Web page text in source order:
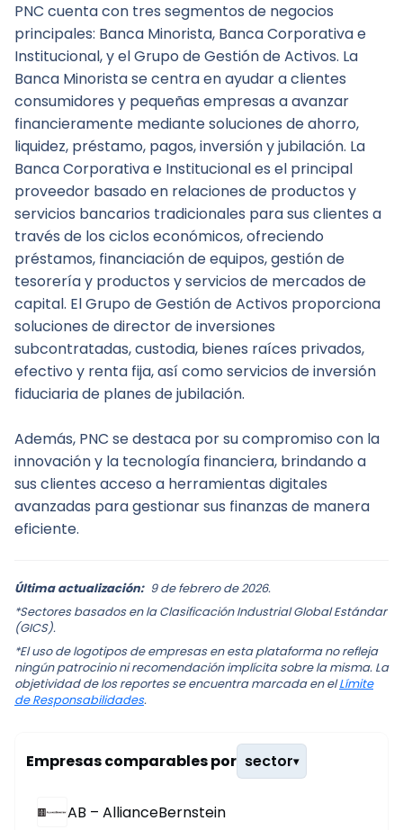
PNC cuenta con tres segmentos de negocios
principales: Banca Minorista, Banca Corporativa e
Institucional, y el Grupo de Gestión de Activos. La
Banca Minorista se centra en ayudar a clientes
consumidores y pequeñas empresas a avanzar
financieramente mediante soluciones de ahorro,
liquidez, préstamo, pagos, inversión y jubilación. La
Banca Corporativa e Institucional es el principal
proveedor basado en relaciones de productos y
servicios bancarios tradicionales para sus clientes a
través de los ciclos económicos, ofreciendo
préstamos, financiación de equipos, gestión de
tesorería y productos y servicios de mercados de
capital. El Grupo de Gestión de Activos proporciona
soluciones de director de inversiones
subcontratadas, custodia, bienes raíces privados,
efectivo y renta fija, así como servicios de inversión
fiduciaria de planes de jubilación.
Además, PNC se destaca por su compromiso con la
innovación y la tecnología financiera, brindando a
sus clientes acceso a herramientas digitales
avanzadas para gestionar sus finanzas de manera
eficiente.
Última actualización: 9 de febrero de 2026.
*Sectores basados en la Clasificación Industrial Global Estándar
(GICS).
*El uso de logotipos de empresas en esta plataforma no refleja
ningún patrocinio ni recomendación implícita sobre la misma. La
objetividad de los reportes se encuentra marcada en elLímite
de Responsabilidades.
Empresas comparables por sector▾
AB – AllianceBernstein